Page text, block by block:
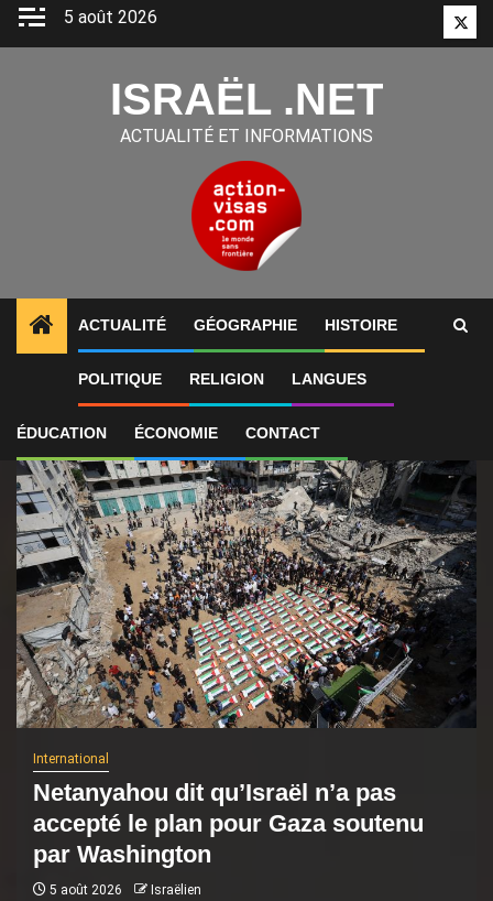
Aller
5 août 2026
ISRAËL .NET
ACTUALITÉ ET INFORMATIONS
ACTUALITÉ GÉOGRAPHIE HISTOIRE
POLITIQUE RELIGION LANGUES
ÉDUCATION ÉCONOMIE CONTACT
ALERTES INFO 1 Netanyahou dit qu’Israël n’a pas
International
Netanyahou dit qu’Israël n’a pas
accepté le plan pour Gaza soutenu
par Washington
5 août 2026 Israëlien